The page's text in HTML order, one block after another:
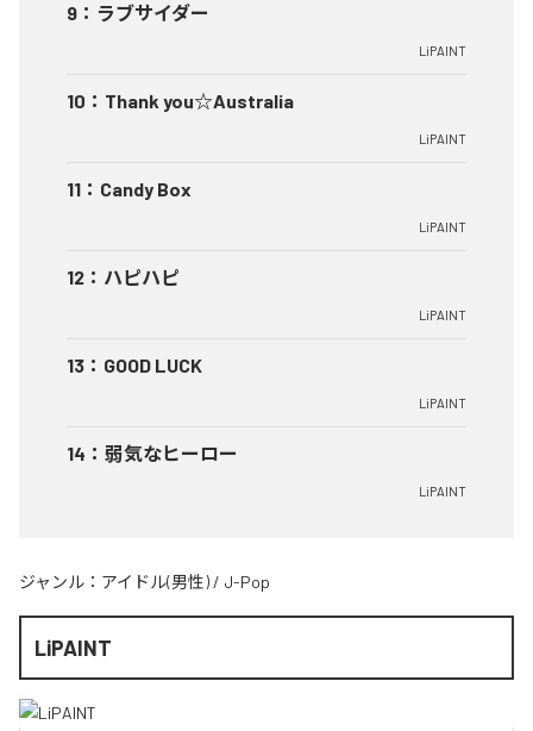
9 ： ラブサイダー
LiPAINT
10 ： Thank you☆Australia
LiPAINT
11 ： Candy Box
LiPAINT
12 ： ハピハピ
LiPAINT
13 ： GOOD LUCK
LiPAINT
14 ： 弱気なヒーロー
LiPAINT
ジャンル： アイドル(男性) / J-Pop
LiPAINT